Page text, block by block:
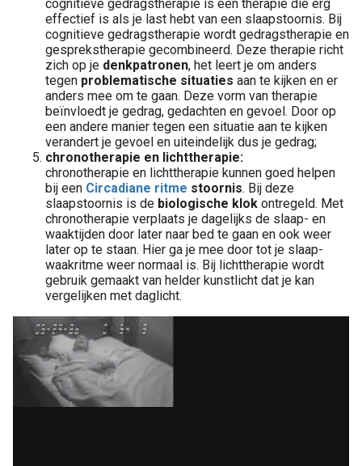
cognitieve gedragstherapie is een therapie die erg
effectief is als je last hebt van een slaapstoornis. Bij
cognitieve gedragstherapie wordt gedragstherapie en
gesprekstherapie gecombineerd. Deze therapie richt
zich op je denkpatronen, het leert je om anders
tegen problematische situaties aan te kijken en er
anders mee om te gaan. Deze vorm van therapie
beïnvloedt je gedrag, gedachten en gevoel. Door op
een andere manier tegen een situatie aan te kijken
verandert je gevoel en uiteindelijk dus je gedrag;
chronotherapie en lichttherapie:
chronotherapie en lichttherapie kunnen goed helpen
bij een Circadiane ritme stoornis. Bij deze
slaapstoornis is de biologische klok ontregeld. Met
chronotherapie verplaats je dagelijks de slaap- en
waaktijden door later naar bed te gaan en ook weer
later op te staan. Hier ga je mee door tot je slaap-
waakritme weer normaal is. Bij lichttherapie wordt
gebruik gemaakt van helder kunstlicht dat je kan
vergelijken met daglicht.